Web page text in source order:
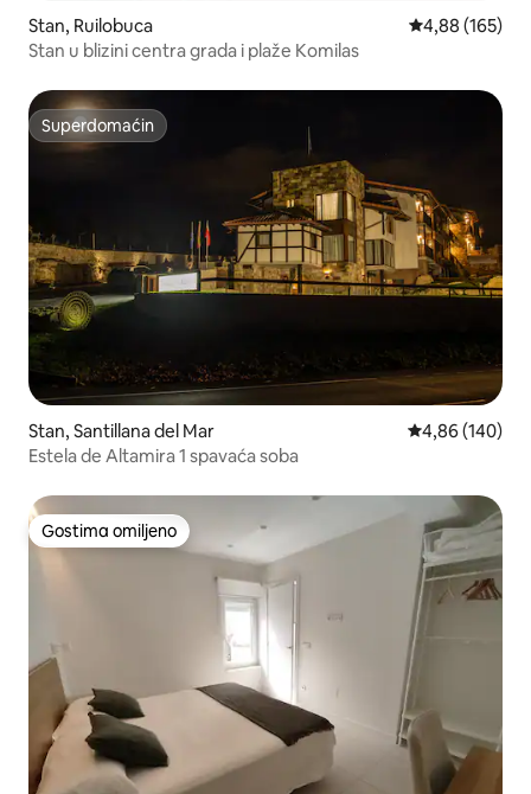
Stan, Ruilobuca Prosečna
4,88 (165)
Stan u blizini centra grada i plaže Komilas
Superdomaćin
Superdomaćin
Stan, Santillana del Mar Prosečna
4,86 (140)
Estela de Altamira 1 spavaća soba
Gostima omiljeno
Gostima omiljeno